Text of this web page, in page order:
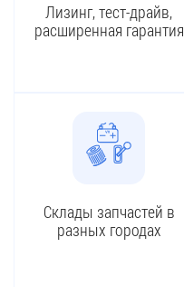
Лизинг, тест-драйв,
расширенная гарантия
Склады запчастей в
разных городах